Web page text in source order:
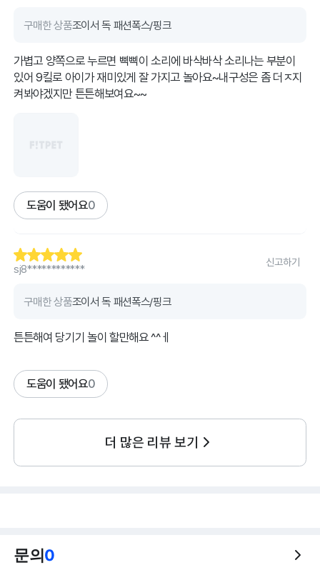
구매한 상품조이서 독 패션폭스/핑크
가볍고 양쪽으로 누르면 삑삑이 소리에 바삭바삭 소리나는 부분이
있어 9킬로 아이가 재미있게 잘 가지고 놀아요~내구성은 좀 더ㅈ지
켜봐야겠지만 튼튼해보여요~~
도움이 됐어요0
sj8************
신고하기
구매한 상품조이서 독 패션폭스/핑크
튼튼해여 당기기 놀이 할만해요 ^^ㅔ
도움이 됐어요0
더 많은 리뷰 보기
문의0